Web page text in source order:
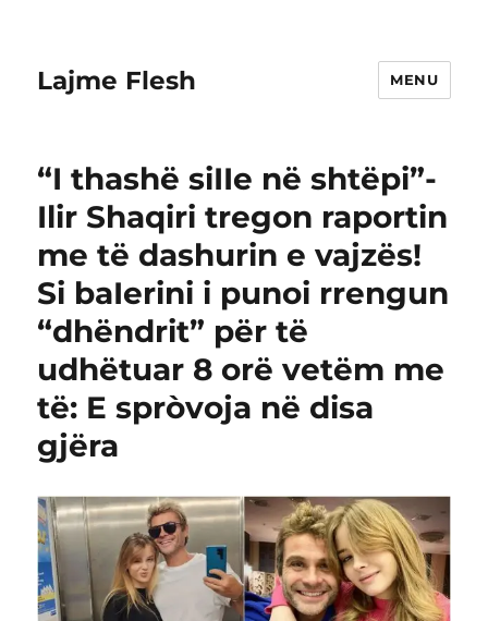
Lajme Flesh MENU
“I thashë siIIe në shtëpi”-
Ilir Shaqiri tregon raportin
me të dashurin e vajzës!
Si baIerini i punoi rrengun
“dhëndrit” për të
udhëtuar 8 orë vetëm me
të: E spròvoja në disa
gjëra